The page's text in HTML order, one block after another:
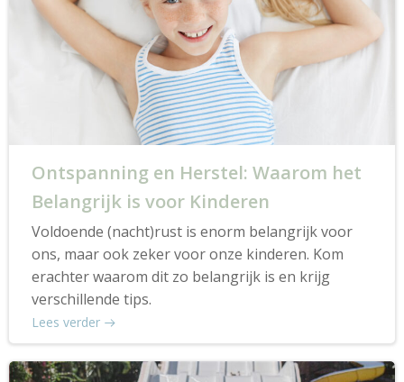
Ontspanning en Herstel: Waarom het
Belangrijk is voor Kinderen
Voldoende (nacht)rust is enorm belangrijk voor
ons, maar ook zeker voor onze kinderen. Kom
erachter waarom dit zo belangrijk is en krijg
verschillende tips.
Lees verder